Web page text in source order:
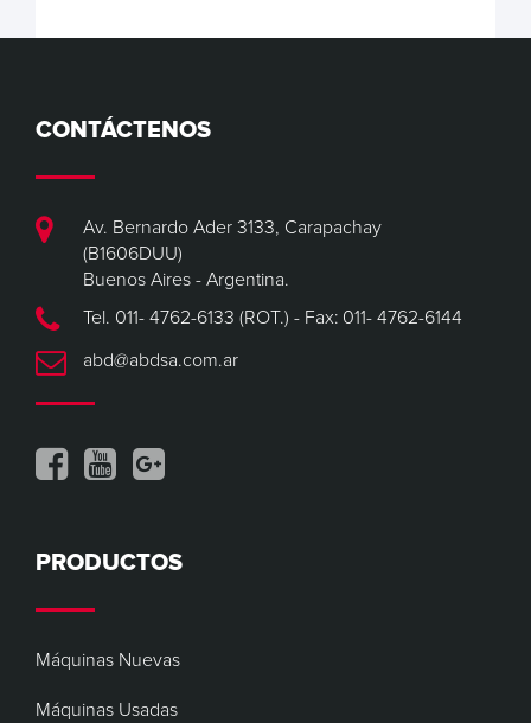
CONTÁCTENOS
Av. Bernardo Ader 3133, Carapachay
(B1606DUU)
Buenos Aires - Argentina.
Tel. 011- 4762-6133 (ROT.) - Fax: 011- 4762-6144
abd@abdsa.com.ar
PRODUCTOS
Máquinas Nuevas
Máquinas Usadas